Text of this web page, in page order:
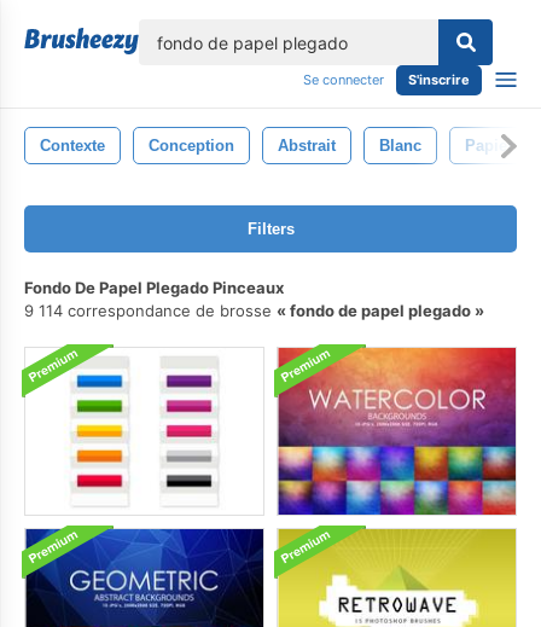
Se connecter S'inscrire
Contexte Conception Abstrait Blanc Papier
Filters
Fondo De Papel Plegado Pinceaux
9 114 correspondance de brosse
fondo de papel plegado